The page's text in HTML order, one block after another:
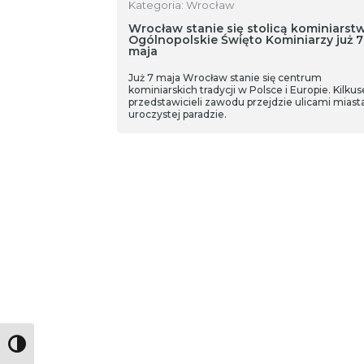
Toggle High Contrast
Kategoria: Wrocław
Wrocław stanie się stolicą
Ogólnopolskie Święto Kominiarzy już 7
maja
Już 7 maja Wrocław stanie się centrum
kominiarskich tradycji w Polsce i Europie.
przedstawicieli zawodu przejdzie ulicami
uroczystej paradzie.